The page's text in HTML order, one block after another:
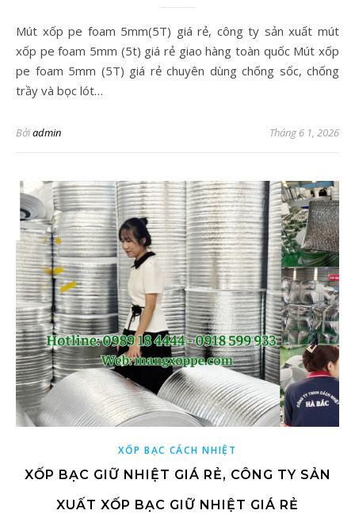
Mút xốp pe foam 5mm(5T) giá rẻ, công ty sản xuất mút
xốp pe foam 5mm (5t) giá rẻ giao hàng toàn quốc Mút xốp
pe foam 5mm (5T) giá rẻ chuyên dùng chống sốc, chống
trầy và bọc lót…
Bởiadmin Tháng 6 1, 2026
XỐP BẠC CÁCH NHIỆT
XỐP BẠC GIỮ NHIỆT GIÁ RẺ, CÔNG TY SẢN
XUẤT XỐP BẠC GIỮ NHIỆT GIÁ RẺ